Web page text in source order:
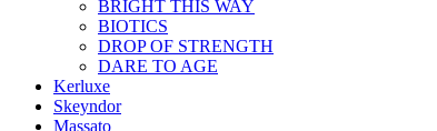
BRIGHT THIS WAY
BIOTICS
DROP OF STRENGTH
DARE TO AGE
Kerluxe
Skeyndor
Massato